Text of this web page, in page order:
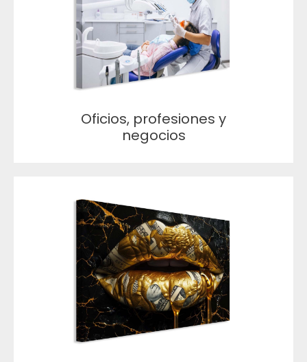
Oficios, profesiones y
negocios